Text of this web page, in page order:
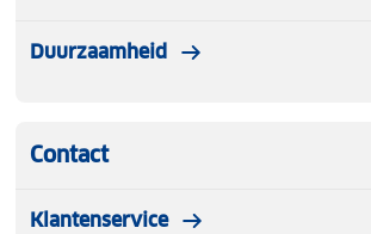
Duurzaamheid
Contact
Klantenservice